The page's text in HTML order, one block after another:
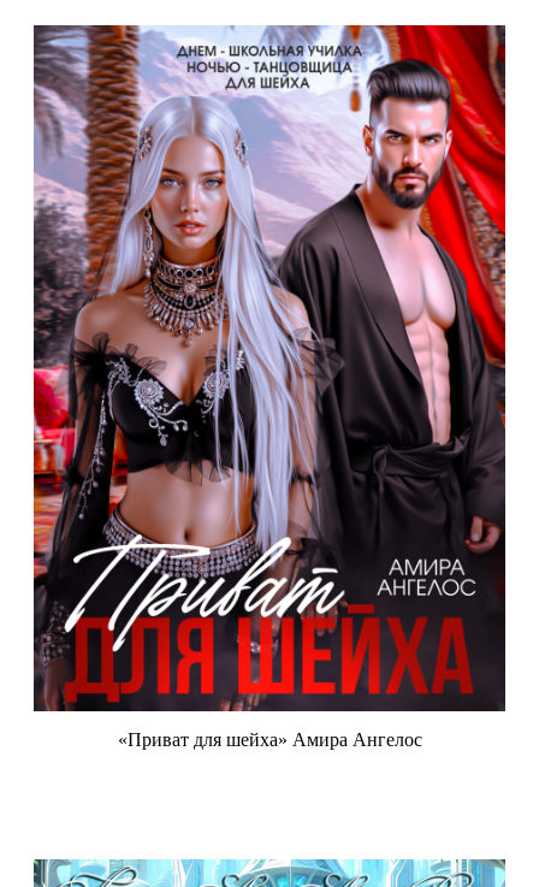
«Приват для шейха» Амира Ангелос